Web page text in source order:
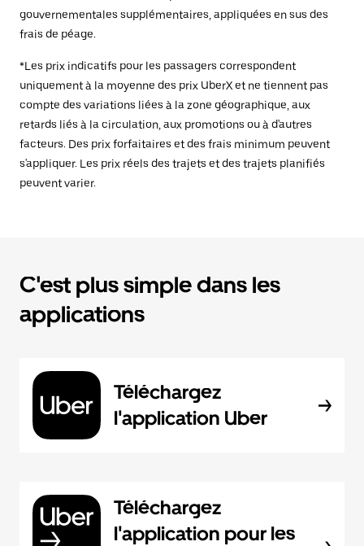
gouvernementales supplémentaires, appliquées en sus des
frais de péage.
*Les prix indicatifs pour les passagers correspondent
uniquement à la moyenne des prix UberX et ne tiennent pas
compte des variations liées à la zone géographique, aux
retards liés à la circulation, aux promotions ou à d'autres
facteurs. Des prix forfaitaires et des frais minimum peuvent
s'appliquer. Les prix réels des trajets et des trajets planifiés
peuvent varier.
C'est plus simple dans les
applications
Téléchargez
l'application Uber
Téléchargez
l'application pour les